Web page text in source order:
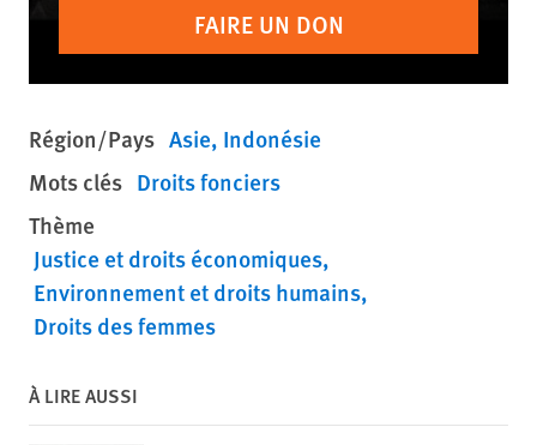
FAIRE UN DON
Région/Pays Asie Indonésie
Mots clés Droits fonciers
Thème
Justice et droits économiques
Environnement et droits humains
Droits des femmes
À LIRE AUSSI